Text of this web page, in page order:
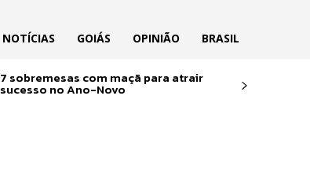
NOTÍCIAS GOIÁS OPINIÃO BRASIL
7 sobremesas com maçã para atrair
sucesso no Ano-Novo